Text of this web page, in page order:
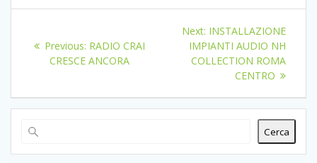
articoli
Previous: Previous
post:
RADIO CRAI
CRESCE ANCORA
Next: Next
post:
INSTALLAZIONE
IMPIANTI AUDIO NH
COLLECTION ROMA
CENTRO
Cerca